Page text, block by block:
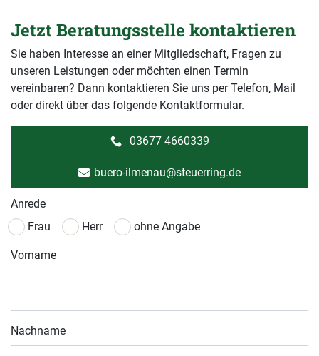
Jetzt Beratungsstelle kontaktieren
Sie haben Interesse an einer Mitgliedschaft, Fragen zu
unseren Leistungen oder möchten einen Termin
vereinbaren? Dann kontaktieren Sie uns per Telefon, Mail
oder direkt über das folgende Kontaktformular.
03677 4660339
buero-ilmenau@steuerring.de
Anrede
Frau
Herr ohne Angabe
Vorname
Nachname